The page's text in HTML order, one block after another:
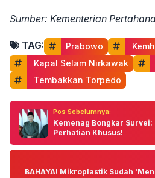
Sumber: Kementerian
TAG: Prabowo
Kapal Selam Nirkawak
Tembakkan Torpedo
Pos Sebelumnya:
Kemenag Bongkar
Perhatian Khusus!
BAHAYA! Mikroplastik Sudah